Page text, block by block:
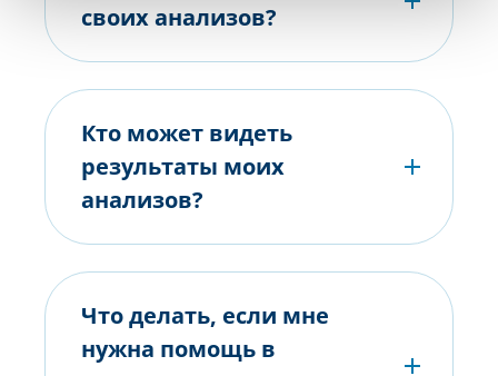
своих анализов?
Кто может видеть
результаты моих
анализов?
Что делать, если мне
нужна помощь в